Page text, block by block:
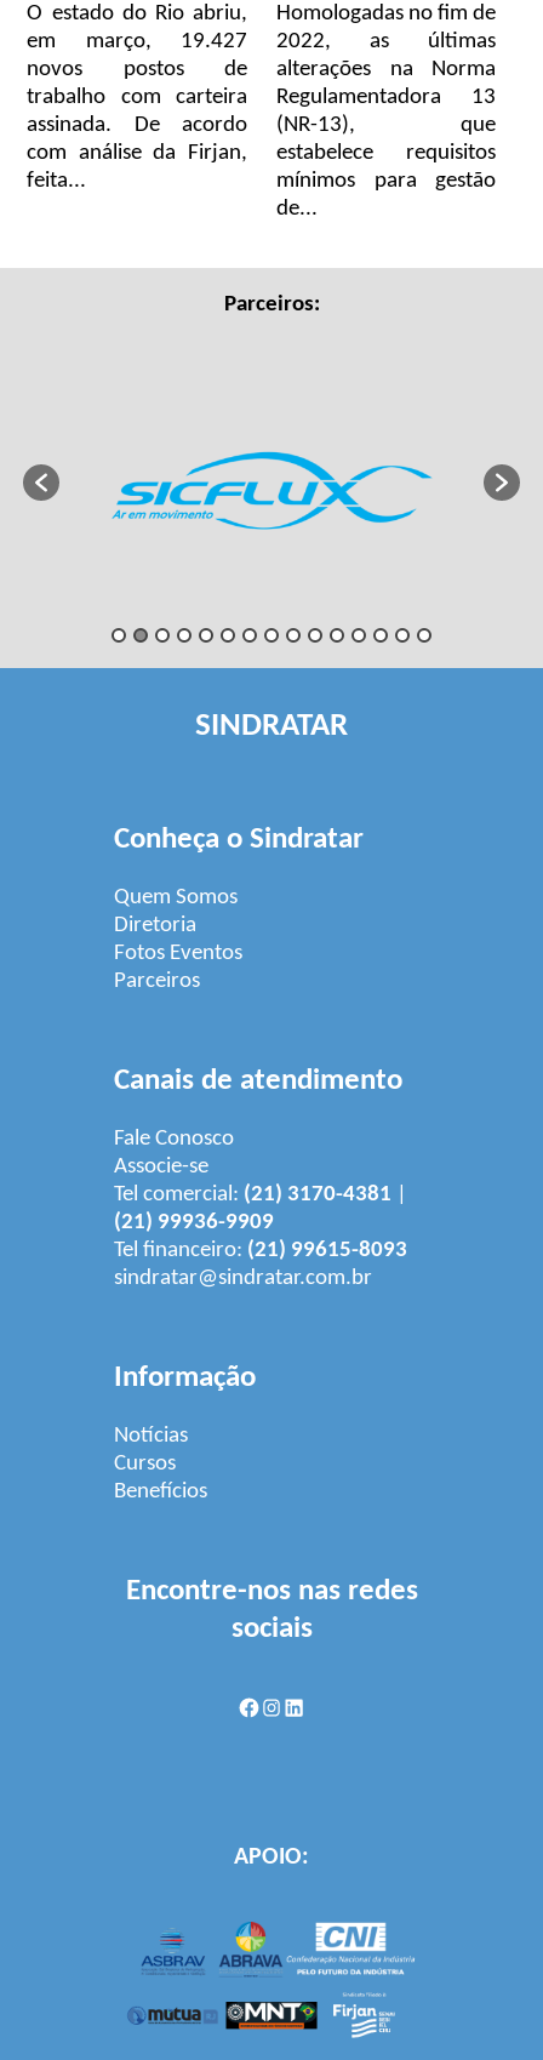
O estado do Rio abriu,
em março, 19.427
novos postos de
trabalho com carteira
assinada. De acordo
com análise da Firjan,
feita...
Homologadas no fim de
2022, as últimas
alterações na Norma
Regulamentadora 13
(NR-13), que
estabelece requisitos
mínimos para gestão
de...
Parceiros:
SINDRATAR
Conheça o Sindratar
Quem Somos
Diretoria
Fotos Eventos
Parceiros
Canais de atendimento
Fale Conosco
Associe-se
Tel comercial: (21) 3170-4381
(21) 99936-9909
Tel financeiro: (21) 99615-8093
sindratar@sindratar.com.br
Informação
Notícias
Cursos
Benefícios
Encontre-nos nas redes
sociais
Facebook
Instagram
LinkedIn
APOIO: